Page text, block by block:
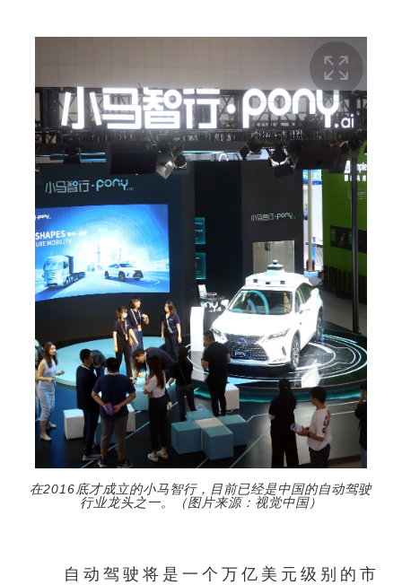
在2016底才成立的小马智行，目前已经是中国的自动驾驶
行业龙头之一。（图片来源：视觉中国）
自动驾驶将是一个万亿美元级别的市